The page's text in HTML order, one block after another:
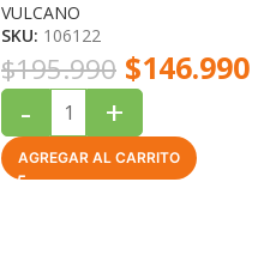
VULCANO
SKU: 106122
$195.990 $146.990
- +
AGREGAR AL CARRITO